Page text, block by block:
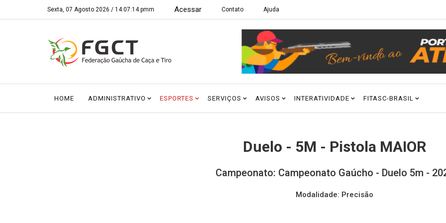
Sexta, 07 Agosto 2026 / 14:07:15 pmm Acessar Contato Ajuda
HOME ADMINISTRATIVO ESPORTES SERVIÇOS AVISOS INTERATIVIDADE FITASC-BRASIL
Duelo - 5M - Pistola MAIOR
Campeonato: Campeonato Gaúcho - Duelo 5m -
Modalidade: Precisão